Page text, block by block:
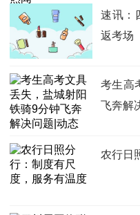
速讯：
返考场
考生高
飞奔解
农行日